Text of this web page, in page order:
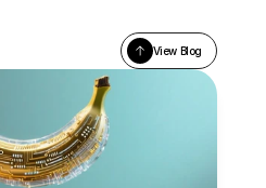
View Blog